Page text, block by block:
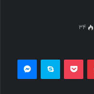
34
پینتریست پاکت اسکایپ